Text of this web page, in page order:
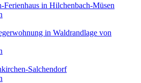
in Hilchenbach-Müsen
in Waldrandlage von
Salchendorf